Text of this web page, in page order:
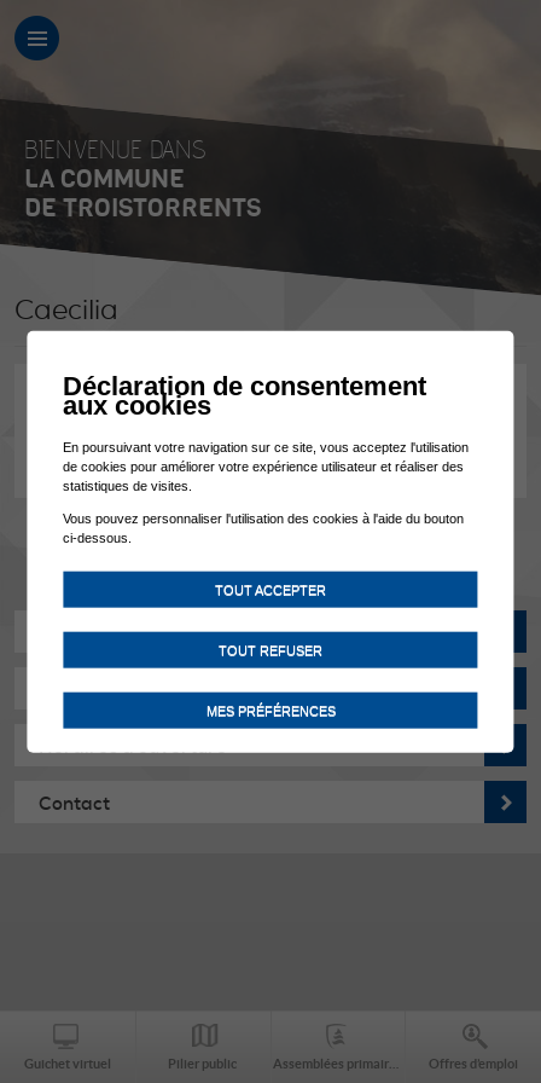
BIENVENUE DANS
LA COMMUNE
DE TROISTORRENTS
Caecilia
M. Denis Dubosson
1872 Troistorrents
Actualités
Manifestations
Horaires d'ouverture
Contact
Guichet virtuel Pilier public Offres d’emploi
Déclaration de consentement
aux cookies
En poursuivant votre navigation sur ce site, vous acceptez l'utilisation
de cookies pour améliorer votre expérience utilisateur et réaliser des
statistiques de visites.
Vous pouvez personnaliser l'utilisation des cookies à l'aide du bouton
ci-dessous.
TOUT ACCEPTER
TOUT REFUSER
MES PRÉFÉRENCES